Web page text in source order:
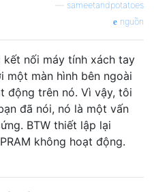
sameetandpotatoes
nguồn
kết nối máy tính xách tay
một màn hình bên ngoài
động trên nó. Vì vậy, tôi
đã nói, nó là một vấn
BTW thiết lập lại
không hoạt động.